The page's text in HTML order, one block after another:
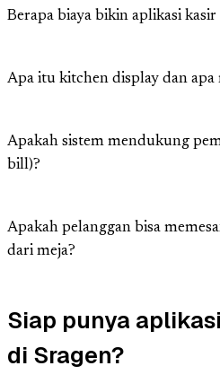
Berapa biaya bikin aplikasi
Apa itu kitchen display dan apa
Apakah sistem mendukung
bill)?
Apakah pelanggan bisa
dari meja?
Siap punya
di Sragen?